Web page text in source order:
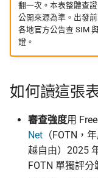
什麼是 CryptPad
匿名通訊工具比
密碼管理器入門
Asian Diceware
的英文密語字典
加密貨幣的隱私
在境外買不見得比
比較實際的做法
burner 幫不上忙的
逐地註記
中國大陸
翻一次。本表整體查
公開來源為準。出發
各地官方公告查 SIM
證。
如何讀這張
審查強度用
Net （FOTN，
越自由）2025
FOTN 單獨評